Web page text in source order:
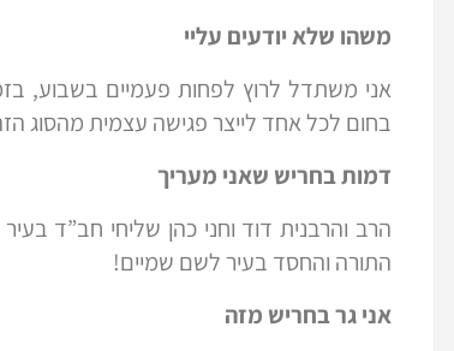
משהו שלא יודעים עליי
אני משתדל לרוץ לפחות פעמיים בשבוע,
בחום לכל אחד לייצר פגישה עצמית מהסוג
דמות בחריש שאני מעריך
הרב והרבנית דוד וחני כהן שליחי חב”ד
התורה והחסד בעיר לשם שמיים!
אני גר בחריש מזה